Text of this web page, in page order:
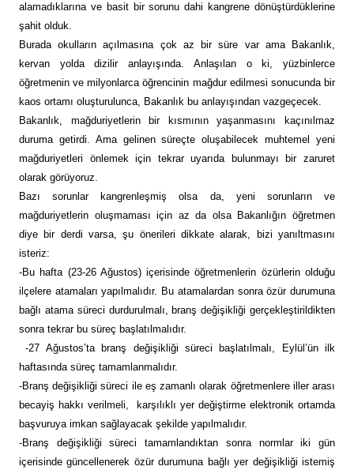
alamadıklarına ve basit bir sorunu dahi kangrene dönüştürdüklerine
şahit olduk.
Burada okulların açılmasına çok az bir süre var ama Bakanlık,
kervan yolda dizilir anlayışında. Anlaşılan o ki, yüzbinlerce
öğretmenin ve milyonlarca öğrencinin mağdur edilmesi sonucunda bir
kaos ortamı oluşturulunca, Bakanlık bu anlayışından vazgeçecek.
Bakanlık, mağduriyetlerin bir kısmının yaşanmasını kaçınılmaz
duruma getirdi. Ama gelinen süreçte oluşabilecek muhtemel yeni
mağduriyetleri önlemek için tekrar uyarıda bulunmayı bir zaruret
olarak görüyoruz.
Bazı sorunlar kangrenleşmiş olsa da, yeni sorunların ve
mağduriyetlerin oluşmaması için az da olsa Bakanlığın öğretmen
diye bir derdi varsa, şu önerileri dikkate alarak, bizi yanıltmasını
isteriz:
-Bu hafta (23-26 Ağustos) içerisinde öğretmenlerin özürlerin olduğu
ilçelere atamaları yapılmalıdır. Bu atamalardan sonra özür durumuna
bağlı atama süreci durdurulmalı, branş değişikliği gerçekleştirildikten
sonra tekrar bu süreç başlatılmalıdır.
-27 Ağustos’ta branş değişikliği süreci başlatılmalı, Eylül’ün ilk
haftasında süreç tamamlanmalıdır.
-Branş değişikliği süreci ile eş zamanlı olarak öğretmenlere iller arası
becayiş hakkı verilmeli, karşılıklı yer değiştirme elektronik ortamda
başvuruya imkan sağlayacak şekilde yapılmalıdır.
-Branş değişikliği süreci tamamlandıktan sonra normlar iki gün
içerisinde güncellenerek özür durumuna bağlı yer değişikliği istemiş